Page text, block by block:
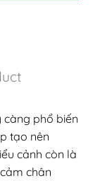
càng phổ biến
tạo nên
cảnh còn là
chân